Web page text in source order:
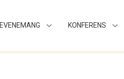
EVENEMANG KONFERENS